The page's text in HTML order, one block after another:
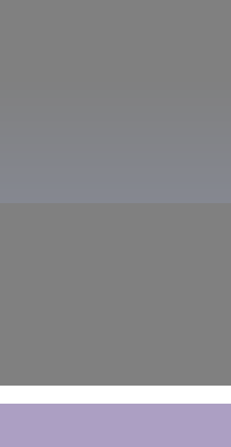
hergestellt werden. Sie können
zwischen den riesigen Bäumen